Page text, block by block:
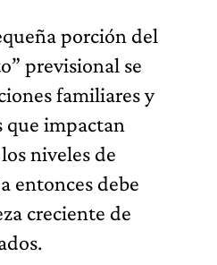
porción del
previsional se
familiares y
que impactan
niveles de
entonces debe
creciente de